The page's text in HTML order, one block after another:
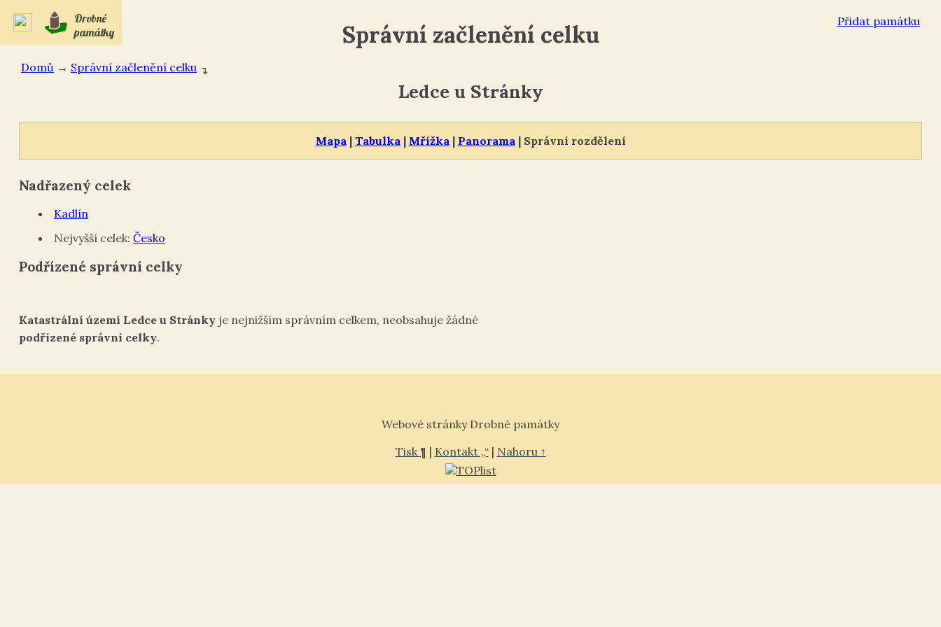
Přidat památku
Drobné
památky
Správní začlenění celku
Domů → Správní začlenění celku ↴
Mapa | Tabulka | Mřížka | Panorama | Správní rozdělení
Ledce u Stránky
Nadřazený celek
Kadlín
Nejvyšší celek: Česko
Podřízené správní celky
Katastrální území Ledce u Stránkyje nejnižším správním celkem, neobsahuje žádné
podřízené správní celky.
Webové stránky Drobné památky
Tisk ¶ | Kontakt „“| Nahoru ↑